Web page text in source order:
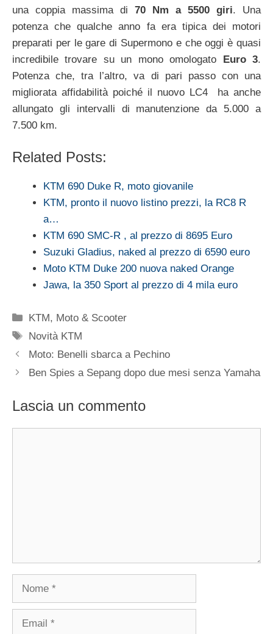
una coppia massima di 70 Nm a 5500 giri. Una
potenza che qualche anno fa era tipica dei motori
preparati per le gare di Supermono e che oggi è quasi
incredibile trovare su un mono omologato Euro 3.
Potenza che, tra l’altro, va di pari passo con una
migliorata affidabilità poiché il nuovo LC4 ha anche
allungato gli intervalli di manutenzione da 5.000 a
7.500 km.
Related Posts:
KTM 690 Duke R, moto giovanile
KTM, pronto il nuovo listino prezzi, la RC8 R
a…
KTM 690 SMC-R , al prezzo di 8695 Euro
Suzuki Gladius, naked al prezzo di 6590 euro
Moto KTM Duke 200 nuova naked Orange
Jawa, la 350 Sport al prezzo di 4 mila euro
Categorie
KTM, Moto & Scooter
Tag
Novità KTM
Moto: Benelli sbarca a Pechino
Ben Spies a Sepang dopo due mesi senza Yamaha
Lascia un commento
Nome
Email